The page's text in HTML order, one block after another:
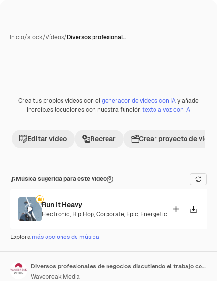
Inicio/stock/Vídeos/Diversos profesional…
Premium
Crea tus propios vídeos con elgenerador de vídeos con IAy añade
increíbles locuciones con nuestra función texto a voz con IA
Editar vídeo Recrear Crear proyecto de vídeo
Música sugerida para este vídeo
Run It Heavy
Electronic, Hip Hop,Corporate, Epic, Energetic
Explora más opciones de música
Diversos profesionales de negocios discutiendo el trabajo con documentos durante una reunión en la oficina.
Wavebreak Media